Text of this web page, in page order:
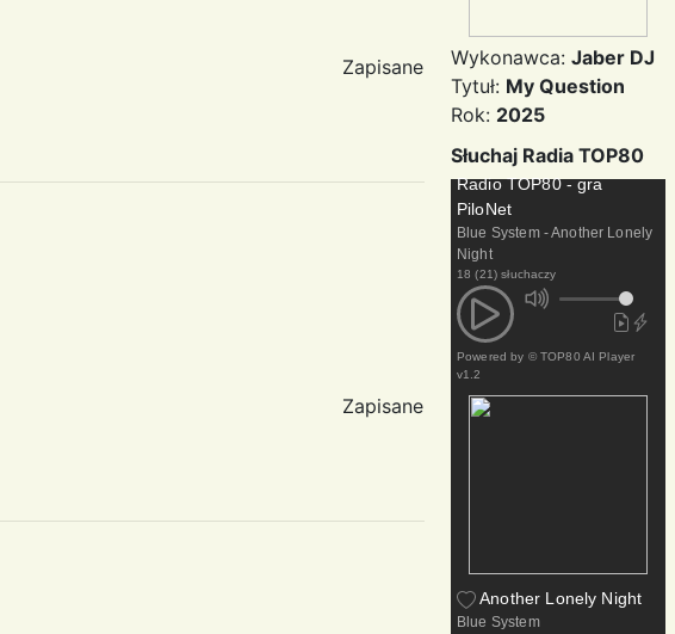
Zapisane
Zapisane
Wykonawca: Jaber DJ
Tytuł: My Question
Rok: 2025
Słuchaj Radia TOP80
Radio TOP80 - gra
PiloNet
Blue System - Another Lonely
Night
18 (21) słuchaczy
Powered by © TOP80 AI Player
v1.2
Another Lonely Night
Blue System